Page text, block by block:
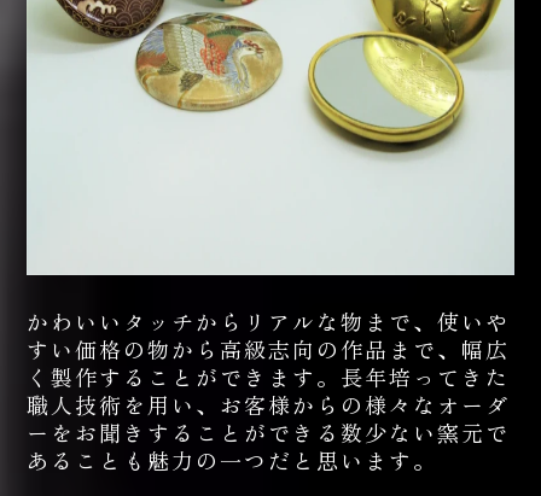
かわいいタッチからリアルな物まで、使いや
すい価格の物から高級志向の作品まで、幅広
く製作することができます。長年培ってきた
職人技術を用い、お客様からの様々なオーダ
ーをお聞きすることができる数少ない窯元で
あることも魅力の一つだと思います。